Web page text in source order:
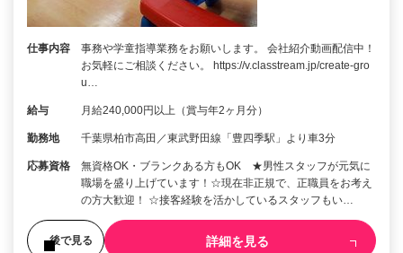
仕事内容
事務や学童指導業務をお願いします。 会社紹介動画配信中！
お気軽にご相談ください。 https://v.classtream.jp/create-gro
u…
給与 月給240,000円以上（賞与年2ヶ月分）
勤務地 千葉県柏市高田／東武野田線「豊四季駅」より車3分
応募資格
無資格OK・ブランクある方もOK ★男性スタッフが元気に
職場を盛り上げています！☆現在非正規で、正職員をお考え
の方大歓迎！ ☆接客経験を活かしているスタッフもい…
後で見る 詳細を見る